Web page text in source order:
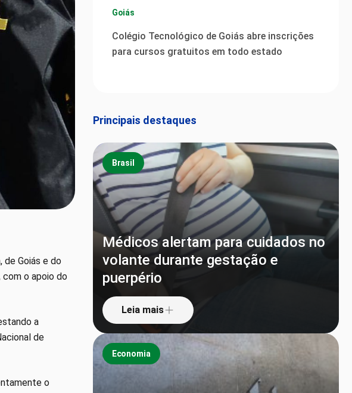
de Goiás e do
com o apoio do
a
de
o
Goiás
Colégio Tecnológico de Goiás abre inscrições
para cursos gratuitos em todo estado
Principais destaques
Brasil
Médicos alertam para cuidados no
volante durante gestação e
puerpério
Leia mais
Economia